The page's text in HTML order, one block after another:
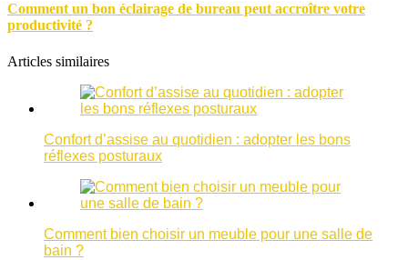
Comment un bon éclairage de bureau peut accroître votre
productivité ?
Articles similaires
Confort d’assise au quotidien : adopter les bons
réflexes posturaux
Comment bien choisir un meuble pour une salle de
bain ?